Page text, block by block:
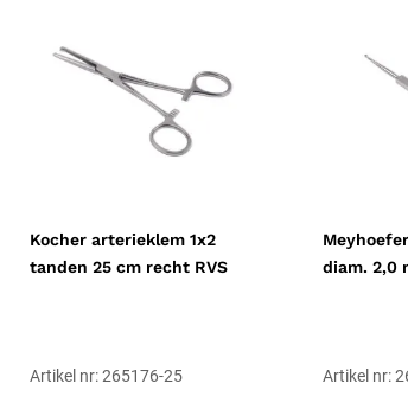
Maatkeuze binnen
De Pean reeks loopt van 11 tot
20 cm. Voor gebogen
bek:
Mosquito arterieklem
arterieklem 1x2 tanden 14 cm
De arterieklem is vervaardigd
gemarkeerd als herbruikbaar
Kocher arterieklem 1x2
tanden 25 cm recht RVS
Artikel nr: 265176-25
diam. 2,0
Artikel nr: